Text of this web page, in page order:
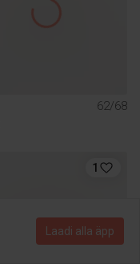
62/68
1
Laadi alla äpp